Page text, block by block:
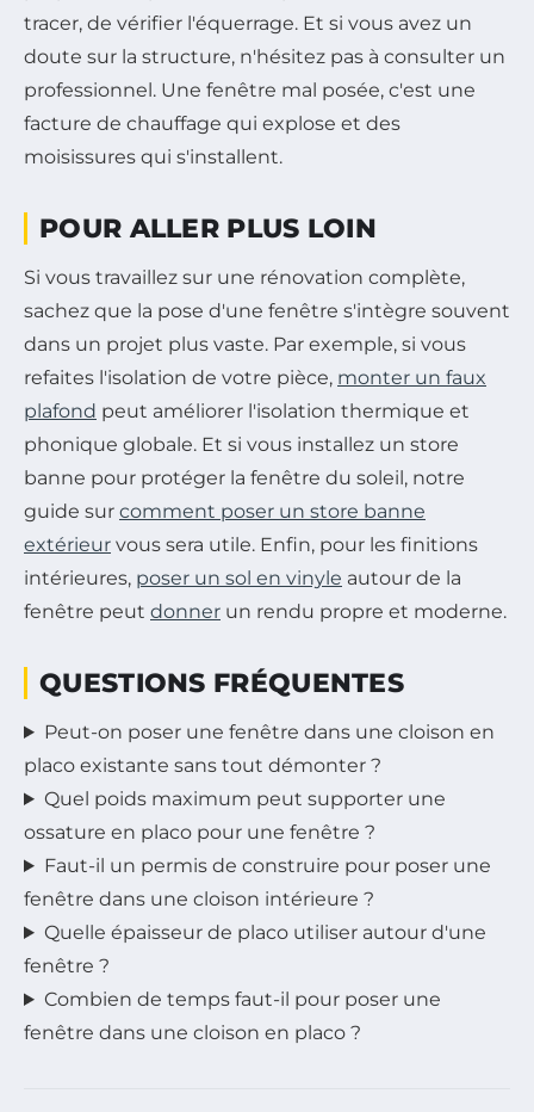
tracer, de vérifier l'équerrage. Et si vous avez un
doute sur la structure, n'hésitez pas à consulter un
professionnel. Une fenêtre mal posée, c'est une
facture de chauffage qui explose et des
moisissures qui s'installent.
POUR ALLER PLUS LOIN
Si vous travaillez sur une rénovation complète,
sachez que la pose d'une fenêtre s'intègre souvent
dans un projet plus vaste. Par exemple, si vous
refaites l'isolation de votre pièce, monter un faux
plafond peut améliorer l'isolation thermique et
phonique globale. Et si vous installez un store
banne pour protéger la fenêtre du soleil, notre
guide sur comment poser un store banne
extérieur vous sera utile. Enfin, pour les finitions
intérieures, poser un sol en vinyle autour de la
fenêtre peut donner un rendu propre et moderne.
QUESTIONS FRÉQUENTES
Peut-on poser une fenêtre dans une cloison en
placo existante sans tout démonter ?
Quel poids maximum peut supporter une
ossature en placo pour une fenêtre ?
Faut-il un permis de construire pour poser une
fenêtre dans une cloison intérieure ?
Quelle épaisseur de placo utiliser autour d'une
fenêtre ?
Combien de temps faut-il pour poser une
fenêtre dans une cloison en placo ?